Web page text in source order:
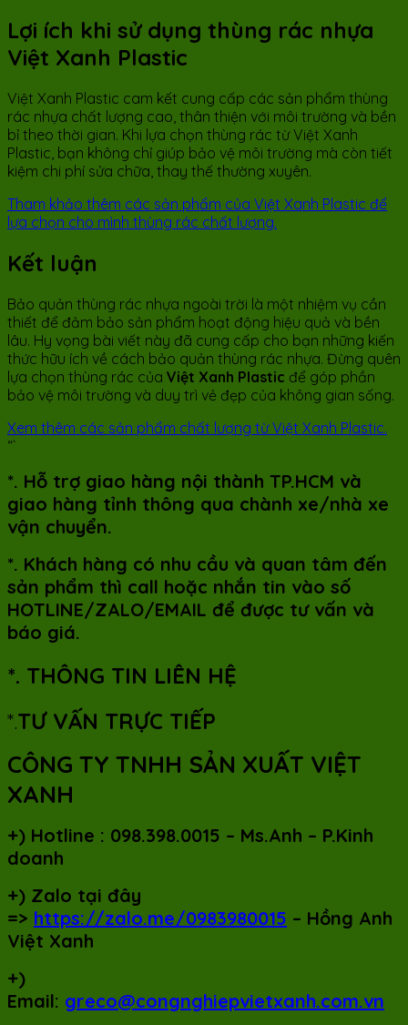
Lợi ích khi sử dụng thùng rác nhựa
Việt Xanh Plastic
Việt Xanh Plastic cam kết cung cấp các sản phẩm thùng
rác nhựa chất lượng cao, thân thiện với môi trường và bền
bỉ theo thời gian. Khi lựa chọn thùng rác từ Việt Xanh
Plastic, bạn không chỉ giúp bảo vệ môi trường mà còn tiết
kiệm chi phí sửa chữa, thay thế thường xuyên.
Tham khảo thêm các sản phẩm của Việt Xanh Plastic để
lựa chọn cho mình thùng rác chất lượng.
Kết luận
Bảo quản thùng rác nhựa ngoài trời là một nhiệm vụ cần
thiết để đảm bảo sản phẩm hoạt động hiệu quả và bền
lâu. Hy vọng bài viết này đã cung cấp cho bạn những kiến
thức hữu ích về cách bảo quản thùng rác nhựa. Đừng quên
lựa chọn thùng rác của Việt Xanh Plastic để góp phần
bảo vệ môi trường và duy trì vẻ đẹp của không gian sống.
Xem thêm các sản phẩm chất lượng từ Việt Xanh Plastic.
“`
*. Hỗ trợ giao hàng nội thành TP.HCM và
giao hàng tỉnh thông qua chành xe/nhà xe
vận chuyển.
*. Khách hàng có nhu cầu và quan tâm đến
sản phẩm thì call hoặc nhắn tin vào số
HOTLINE/ZALO/EMAIL để được tư vấn và
báo giá.
*. THÔNG TIN LIÊN HỆ
*.TƯ VẤN TRỰC TIẾP
CÔNG TY TNHH SẢN XUẤT VIỆT
XANH
+) Hotline : 098.398.0015 – Ms.Anh – P.Kinh
doanh
+) Zalo tại đây
=> https://zalo.me/0983980015 – Hồng Anh
Việt Xanh
+)
Email: greco@congnghiepvietxanh.com.vn